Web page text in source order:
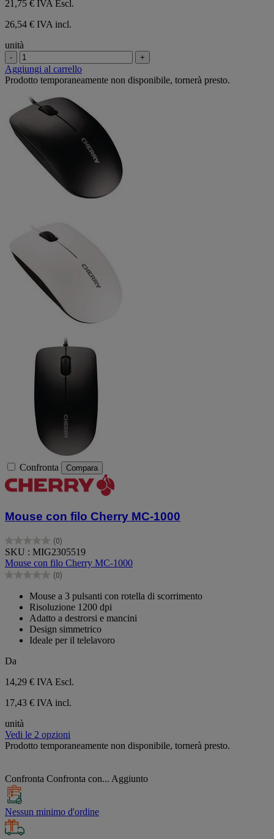
21,75 € IVA Escl.
26,54 € IVA incl.
unità
- +
Aggiungi al carrello
Prodotto temporaneamente non disponibile, tornerà presto.
Confronta Compara
Mouse con filo Cherry MC-1000
(0)
0.0
su
5
stelle.
SKU : MIG2305519
Mouse con filo Cherry MC-1000
(0)
0.0
Mouse a 3 pulsanti con rotella di scorrimento
Risoluzione 1200 dpi
Adatto a destrorsi e mancini
Design simmetrico
Ideale per il telelavoro
Da
14,29 € IVA Escl.
17,43 € IVA incl.
unità
Vedi le 2 opzioni
Prodotto temporaneamente non disponibile, tornerà presto.
Confronta Confronta con... Aggiunto
Nessun minimo d'ordine